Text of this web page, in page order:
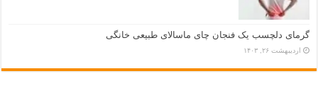
گرمای دلچسب یک فنجان چای ماسالای طبیعی خانگی
اردیبهشت ۲۶, ۱۴۰۳